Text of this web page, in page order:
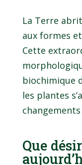
La Terre
aux formes
Cette
biochimique
les plantes
Que